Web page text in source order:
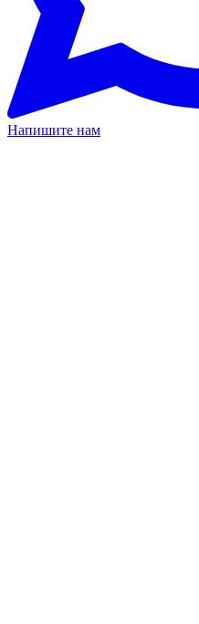
Напишите нам